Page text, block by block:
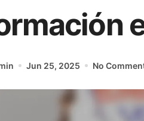
Jun 25, 2025 No